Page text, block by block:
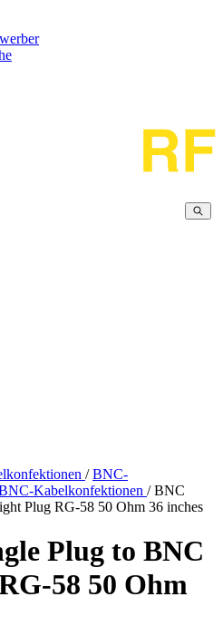
/ BNC-
Kabelkonfektionen / BNC
Plug RG-58 50 Ohm 36 inches
Plug to BNC
58 50 Ohm